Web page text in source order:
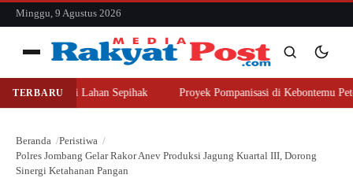
konten
Minggu, 9 Agustus 2026
Menu
Cari
Cari
TERBARU
Beli Lahan Sepihak Proyek Pompanisasi di Kebontemu
Beranda
Peristiwa
Polres Jombang Gelar Rakor Anev Produksi Jagung Kuartal III, Dorong
Sinergi Ketahanan Pangan